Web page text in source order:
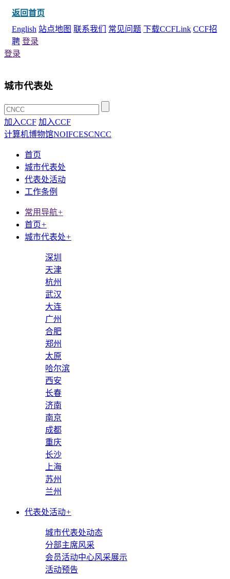
返回首页
English 站点地图 联系我们 常见问题 下载CCFLink CCF招
聘 登录
登录
城市代表处
加入CCF 加入CCF
计算机博物馆NOIFCESCNCC
首页
城市代表处
代表处活动
工作条例
常用导航+
首页+
城市代表处+
深圳
天津
杭州
武汉
大连
广州
合肥
郑州
太原
哈尔滨
西安
长春
济南
南京
成都
重庆
长沙
上海
苏州
兰州
代表处活动+
城市代表处动态
分部主席风采
会员活动中心风采展示
活动预告